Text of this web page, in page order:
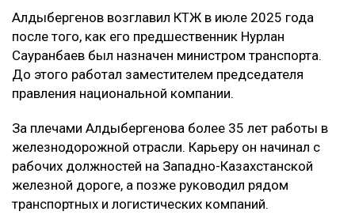
Алдыбергенов возглавил КТЖ в июле 2025 года
после того, как его предшественник Нурлан
Сауранбаев был назначен министром транспорта.
До этого работал заместителем председателя
правления национальной компании.
За плечами Алдыбергенова более 35 лет работы в
железнодорожной отрасли. Карьеру он начинал с
рабочих должностей на Западно-Казахстанской
железной дороге, а позже руководил рядом
транспортных и логистических компаний.